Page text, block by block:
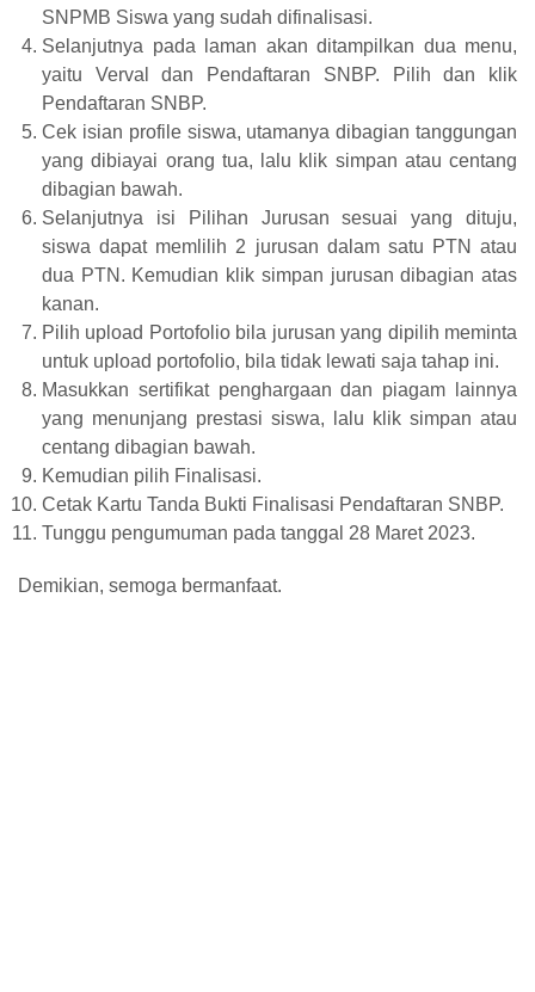
SNPMB Siswa yang sudah difinalisasi.
Selanjutnya pada laman akan ditampilkan dua menu,
yaitu Verval dan Pendaftaran SNBP. Pilih dan klik
Pendaftaran SNBP.
Cek isian profile siswa, utamanya dibagian tanggungan
yang dibiayai orang tua, lalu klik simpan atau centang
dibagian bawah.
Selanjutnya isi Pilihan Jurusan sesuai yang dituju,
siswa dapat memlilih 2 jurusan dalam satu PTN atau
dua PTN. Kemudian klik simpan jurusan dibagian atas
kanan.
Pilih upload Portofolio bila jurusan yang dipilih meminta
untuk upload portofolio, bila tidak lewati saja tahap ini.
Masukkan sertifikat penghargaan dan piagam lainnya
yang menunjang prestasi siswa, lalu klik simpan atau
centang dibagian bawah.
Kemudian pilih Finalisasi.
Cetak Kartu Tanda Bukti Finalisasi Pendaftaran SNBP.
Tunggu pengumuman pada tanggal 28 Maret 2023.
Demikian, semoga bermanfaat.